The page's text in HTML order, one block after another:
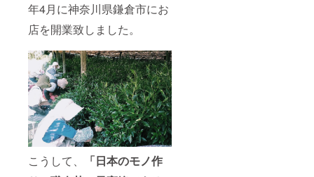
年4月に神奈川県鎌倉市にお
店を開業致しました。
こうして、
「日本のモノ作